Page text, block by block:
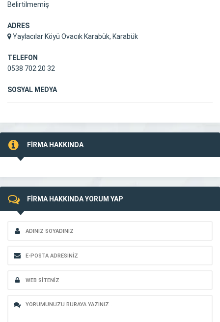
Belirtilmemiş
ADRES
Yaylacılar Köyü Ovacık Karabük, Karabük
TELEFON
0538 702 20 32
SOSYAL MEDYA
FİRMA HAKKINDA
FİRMA HAKKINDA YORUM YAP